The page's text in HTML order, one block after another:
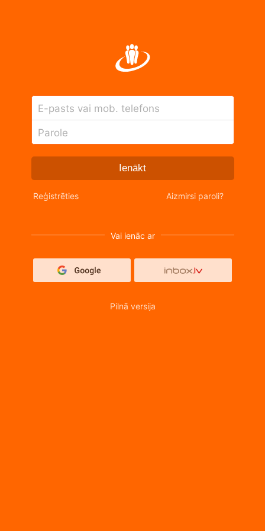
E-pasts vai mob. telefons
Parole
Ienākt
Reģistrēties Aizmirsi paroli?
Vai ienāc ar
Pilnā versija